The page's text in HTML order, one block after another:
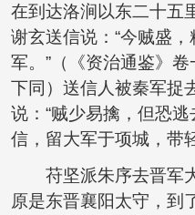
在到达洛涧以东二十五
谢玄送信说：“今贼盛
军。”（《资治通鉴》
下同）送信人被秦军捉
说：“贼少易擒，但恐
信，留大军于项城，带
苻坚派朱序去晋军大
原是东晋襄阳太守，到